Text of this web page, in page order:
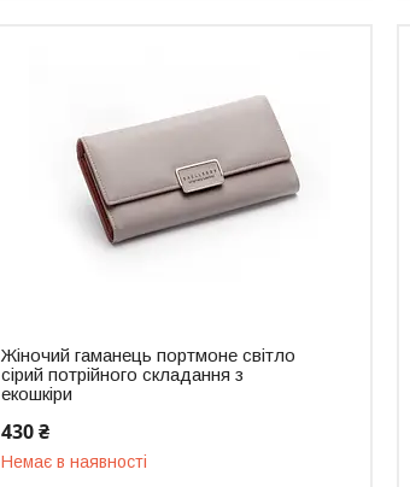
Жіночий гаманець портмоне світло
сірий потрійного складання з
екошкіри
430 ₴
Немає в наявності